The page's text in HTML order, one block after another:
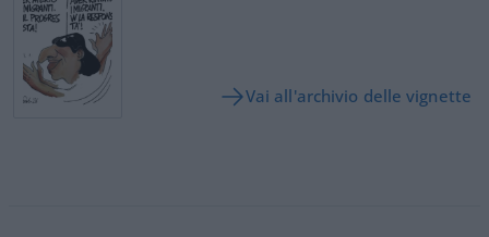
Vai all'archivio delle vignette